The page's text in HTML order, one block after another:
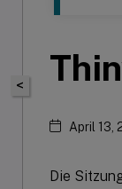
<
April 13,
Die